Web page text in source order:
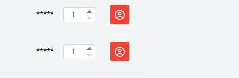
*****
*****